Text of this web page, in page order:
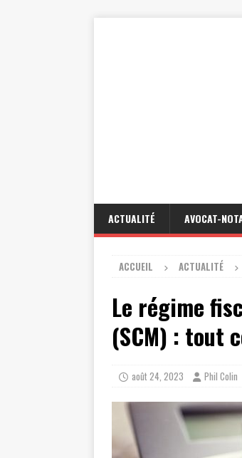
ACTUALITÉ AVOCAT-
ACCUEIL ACTUALITÉ
Le régime
(SCM) : tout
août 24, 2023 Phil Colin